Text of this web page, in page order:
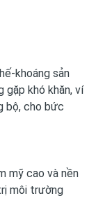
khoáng sản
khó khăn, ví
bộ, cho bức
mỹ cao và nền
môi trường